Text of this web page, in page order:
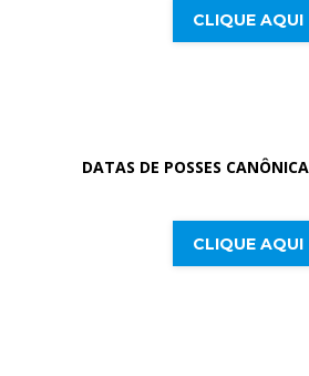
CLIQUE AQUI
DATAS DE POSSES
CLIQUE AQUI